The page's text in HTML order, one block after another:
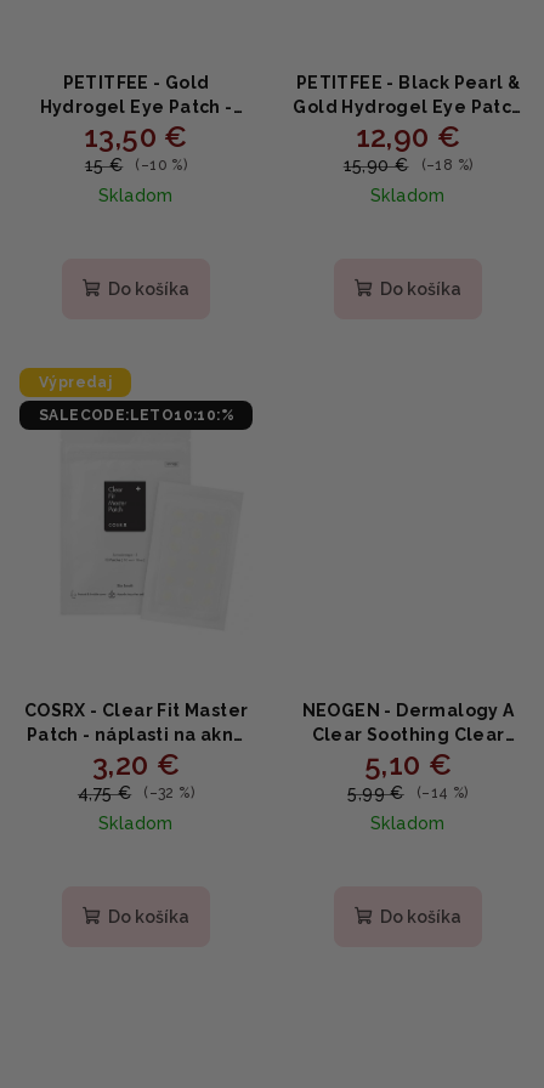
PETITFEE - Gold
Hydrogel Eye Patch -
Hydrogélová maska na
očné okolie s 24
karátovým zlatom 60ks
13,50 €
15 € (–10 %)
Skladom
produktu
hviezdičiek.
Do košíka
PETITFEE - Black Pearl &
Gold Hydrogel Eye Patch
- Hydrogélová maska na
očné okolie 60ks
12,90 €
15,90 € (–18 %)
Skladom
produktu
Do košíka
Výpredaj
SALECODE:LETO10:10:%
COSRX - Clear Fit Master
Patch - náplasti na akné
18ks náplastí
3,20 €
4,75 € (–32 %)
Skladom
produktu
Do košíka
NEOGEN - Dermalogy A
Clear Soothing Clear
Spot Patch 24 náplastí
5,10 €
5,99 € (–14 %)
Skladom
Do košíka